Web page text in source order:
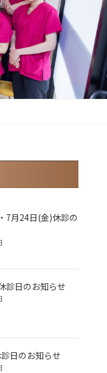
7月24日(金)休診の
診日のお知らせ
日のお知らせ